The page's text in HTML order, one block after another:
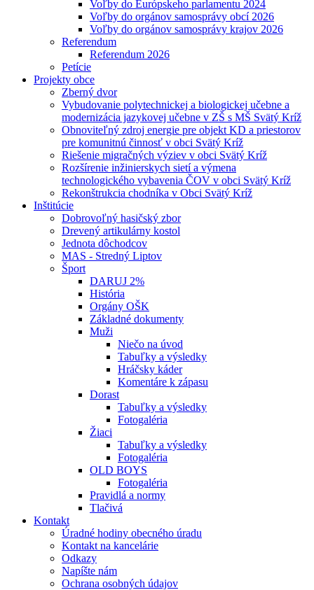
Voľby do Európskeho parlamentu 2024
Voľby do orgánov samosprávy obcí 2026
Voľby do orgánov samosprávy krajov 2026
Referendum
Referendum 2026
Petície
Projekty obce
Zberný dvor
Vybudovanie polytechnickej a biologickej učebne a
modernizácia jazykovej učebne v ZŠ s MŠ Svätý Kríž
Obnoviteľný zdroj energie pre objekt KD a priestorov
pre komunitnú činnosť v obci Svätý Kríž
Riešenie migračných výziev v obci Svätý Kríž
Rozšírenie inžinierskych sietí a výmena
technologického vybavenia ČOV v obci Svätý Kríž
Rekonštrukcia chodníka v Obci Svätý Kríž
Inštitúcie
Dobrovoľný hasičský zbor
Drevený artikulárny kostol
Jednota dôchodcov
MAS - Stredný Liptov
Šport
DARUJ 2%
História
Orgány OŠK
Základné dokumenty
Muži
Niečo na úvod
Tabuľky a výsledky
Hráčsky káder
Komentáre k zápasu
Dorast
Tabuľky a výsledky
Fotogaléria
Žiaci
Tabuľky a výsledky
Fotogaléria
OLD BOYS
Fotogaléria
Pravidlá a normy
Tlačivá
Kontakt
Úradné hodiny obecného úradu
Kontakt na kancelárie
Odkazy
Napíšte nám
Ochrana osobných údajov